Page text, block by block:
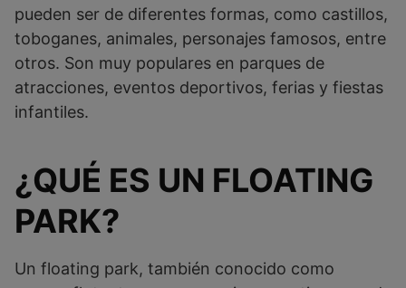
pueden ser de diferentes formas, como castillos,
toboganes, animales, personajes famosos, entre
otros. Son muy populares en parques de
atracciones, eventos deportivos, ferias y fiestas
infantiles.
¿QUÉ ES UN FLOATING
PARK?
Un floating park, también conocido como